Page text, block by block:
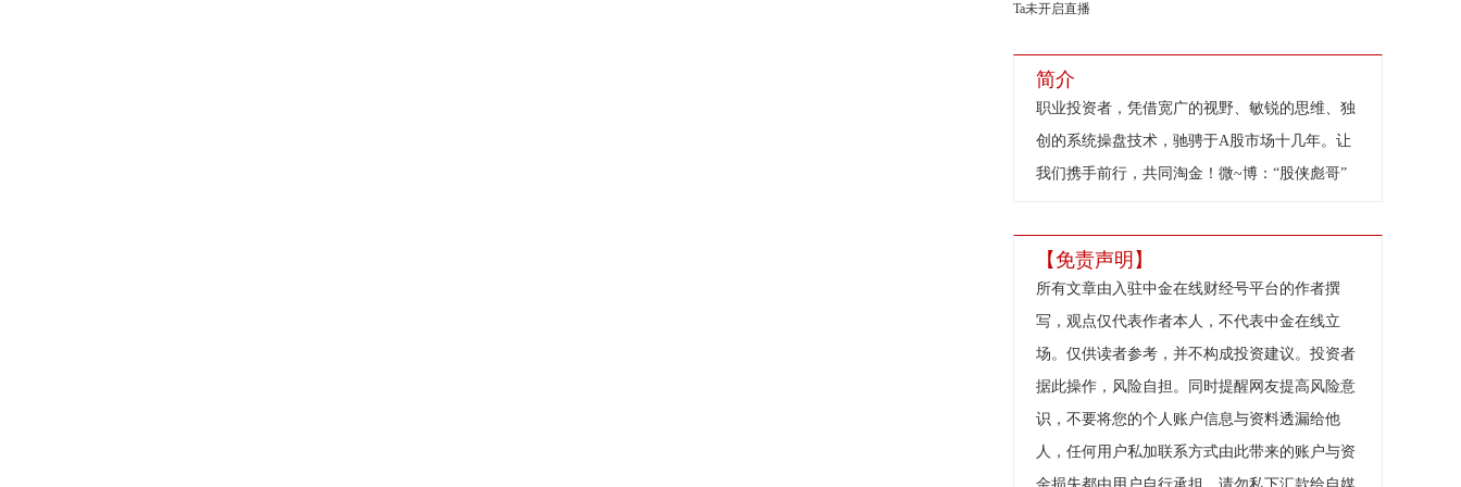
Ta未开启直播
简介
职业投资者，凭借宽广的视野、敏锐的思维、独
创的系统操盘技术，驰骋于A股市场十几年。让
我们携手前行，共同淘金！微~博：“股侠彪哥”
【免责声明】
所有文章由入驻中金在线财经号平台的作者撰
写，观点仅代表作者本人，不代表中金在线立
场。仅供读者参考，并不构成投资建议。投资者
据此操作，风险自担。同时提醒网友提高风险意
识，不要将您的个人账户信息与资料透漏给他
人，任何用户私加联系方式由此带来的账户与资